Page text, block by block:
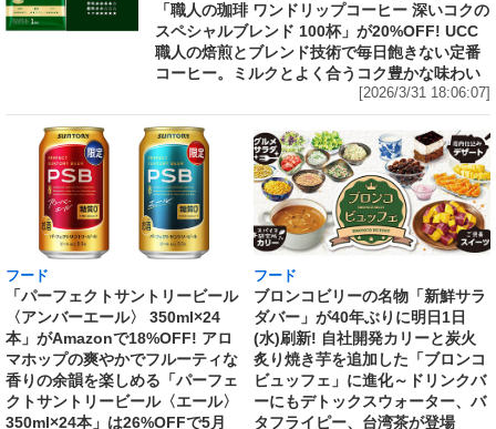
「職人の珈琲 ワンドリップコーヒー 深いコクの
スペシャルブレンド 100杯」が20%OFF! UCC
職人の焙煎とブレンド技術で毎日飽きない定番
コーヒー。ミルクとよく合うコク豊かな味わい
[2026/3/31 18:06:07]
フード
「パーフェクトサントリービール
〈アンバーエール〉 350ml×24
本」がAmazonで18%OFF! アロ
マホップの爽やかでフルーティな
香りの余韻を楽しめる「パーフェ
クトサントリービール〈エール〉
350ml×24本」は26%OFFで5月
フード
ブロンコビリーの名物「新鮮サラ
ダバー」が40年ぶりに明日1日
(水)刷新! 自社開発カリーと炭火
炙り焼き芋を追加した「ブロンコ
ビュッフェ」に進化～ドリンクバ
ーにもデトックスウォーター、バ
タフライピー、台湾茶が登場